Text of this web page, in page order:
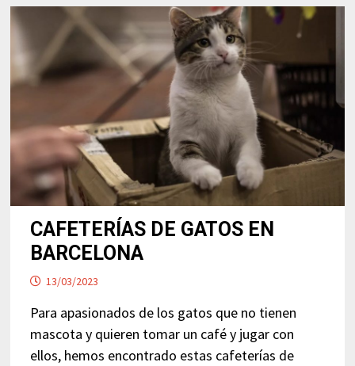
CAFETERÍAS DE GATOS EN
BARCELONA
13/03/2023
Para apasionados de los gatos que no tienen
mascota y quieren tomar un café y jugar con
ellos, hemos encontrado estas cafeterías de